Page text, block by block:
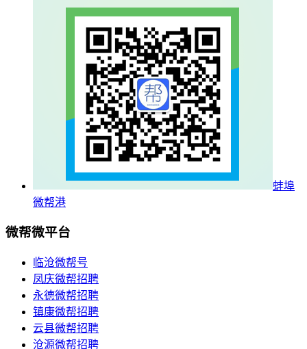
蚌埠
微帮港
微帮微平台
临沧微帮号
凤庆微帮招聘
永德微帮招聘
镇康微帮招聘
云县微帮招聘
沧源微帮招聘